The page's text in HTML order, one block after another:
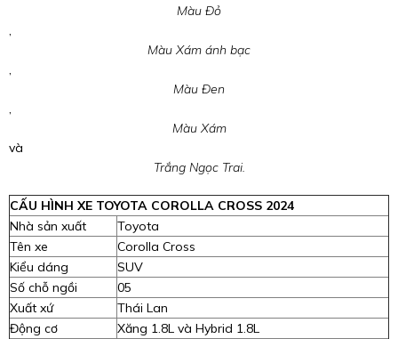
Màu Đỏ
,
Màu Xám ánh bạc
,
Màu Đen
,
Màu Xám
và
Trắng Ngọc Trai.
CẤU HÌNH XE TOYOTA COROLLA CROSS 2024
Nhà sản xuất
Toyota
Tên xe
Corolla Cross
Kiểu dáng
SUV
Số chỗ ngồi
05
Xuất xứ
Thái Lan
Động cơ
Xăng 1.8L và Hybrid 1.8L